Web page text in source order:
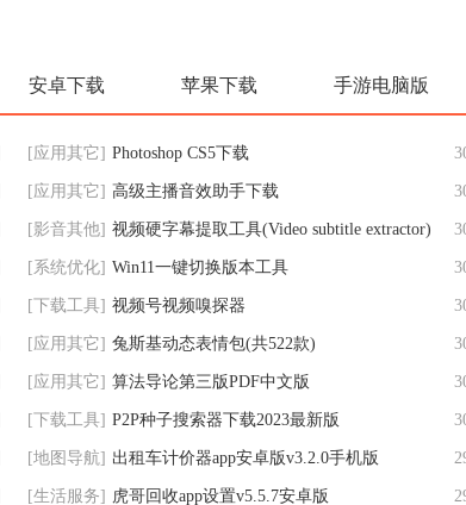
及
图等多
安卓下载 苹果下载 手游电脑版
[应用其它] Photoshop CS5下载
[应用其它] 高级主播音效助手下载
[影音其他] 视频硬字幕提取工具(Video subtitle extractor)
[系统优化] Win11一键切换版本工具
[下载工具] 视频号视频嗅探器
[应用其它] 兔斯基动态表情包(共522款)
[应用其它] 算法导论第三版PDF中文版
[下载工具] P2P种子搜索器下载2023最新版
[地图导航] 出租车计价器app安卓版v3.2.0手机版
[生活服务] 虎哥回收app设置v5.5.7安卓版